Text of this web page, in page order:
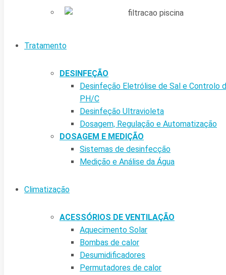
Tratamento
DESINFEÇÃO
Desinfeção Eletrólise de Sal e Controlo
PH/C
Desinfeção Ultravioleta
Dosagem, Regulação e Automatização
DOSAGEM E MEDIÇÃO
Sistemas de desinfecção
Medição e Análise da Água
Climatização
ACESSÓRIOS DE VENTILAÇÃO
Aquecimento Solar
Bombas de calor
Desumidificadores
Permutadores de calor